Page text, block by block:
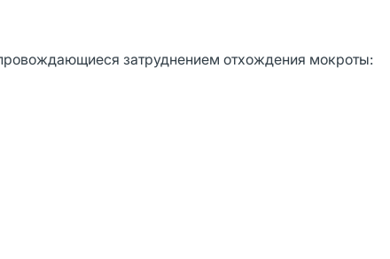
затруднением отхождения мокроты: